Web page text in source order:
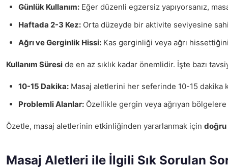
Günlük Kullanım: Eğer düzenli egzersiz yapıyorsanız,
Haftada 2-3 Kez: Orta düzeyde bir aktivite seviyesine
Ağrı ve Gerginlik Hissi: Kas gerginliği veya ağrı
Kullanım Süresi de en az sıklık kadar önemlidir. İşte bazı
10-15 Dakika: Masaj aletlerini her seferinde 10-15 dakika
Problemli Alanlar: Özellikle gergin veya ağrıyan
Özetle, masaj aletlerinin etkinliğinden yararlanmak için doğru
Masaj Aletleri ile İlgili Sık Sorulan